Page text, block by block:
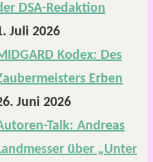
DSA-Redaktion
Juli 2026
Kodex: Des
Erben
Juni 2026
Talk: Andreas
über „Unter